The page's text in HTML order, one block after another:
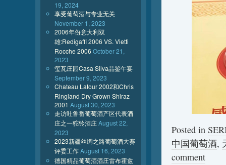
Posted in
中国葡萄酒,
comment
19, 2024
享受葡萄酒与专业无关
November 1, 2023
2006年份意大利双
雄:Redigaffi 2006 VS. Vietti
Rocche 2006 October 21,
2023
玺瓦庄园Casa Silva品鉴午宴
September 9, 2023
Chateau Latour 2002和Chris
Ringland Dry Grown Shiraz
2001 August 30, 2023
走访吐鲁番葡萄酒产区代表酒
庄之一驼铃酒庄August 22,
2023
2023新疆丝绸之路葡萄酒大赛
评委工作August 16, 2023
德国精品葡萄酒酒庄雷布霍兹